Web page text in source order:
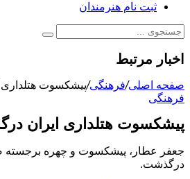
ثبت نام هنرمندان
اخبار مرتبط
صفحه اصلی/فرهنگی/پیشکسوت
فرهنگی
پیشکسوت هتلداری ایران
جعفر عطار، پیشکسوت و چهره برجسته
درگذشت.